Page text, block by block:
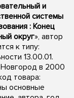
и
системы
: Конец
округ», автор
к типу:
13.00.01.
в 2000
товара:
основные